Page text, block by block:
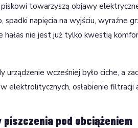
towarzyszą objawy
spadki napięcia na wyjściu, wyraźne
hałas nie jest już tylko kwestią
wcześniej było ciche, a
elektrolitycznych, osłabienie filtracji
pod obciążeniem